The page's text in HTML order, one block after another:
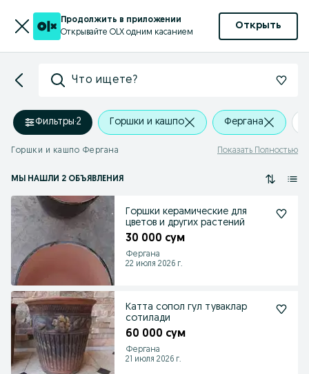
Продолжить в приложении
Открывайте OLX одним касанием
Открыть
Что ищете?
Фильтры·2 Горшки и кашпо Фергана
Горшки и кашпо Фергана Показать Полностью
МЫ НАШЛИ 2 ОБЪЯВЛЕНИЯ
Горшки керамические для
цветов и других растений
30 000 сум
Фергана
22 июля 2026 г.
Катта сопол гул туваклар
сотилади
60 000 сум
Фергана
21 июля 2026 г.